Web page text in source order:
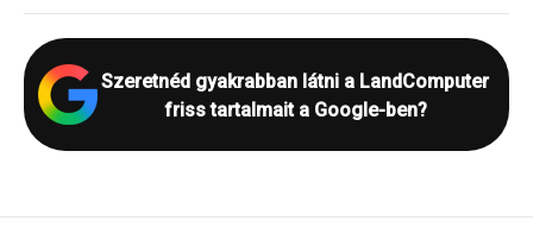
Szeretnéd gyakrabban látni a LandComputer
friss tartalmait a Google-ben?